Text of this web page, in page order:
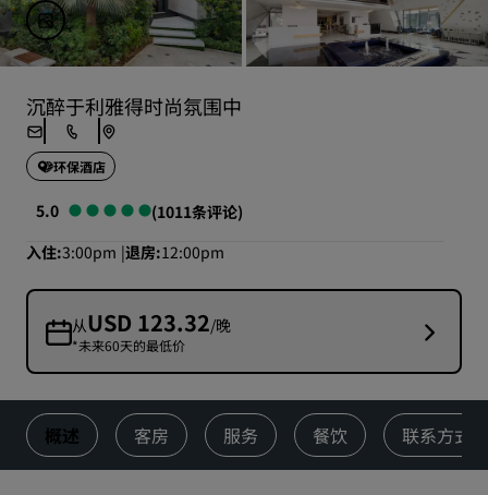
沉醉于利雅得时尚氛围中
环保酒店
5.0
(1011条评论)
入住 3:00pm 退房 12:00pm
从USD 123.32/晚
*未来60天的最低价
概述 客房 服务 餐饮 联系方式